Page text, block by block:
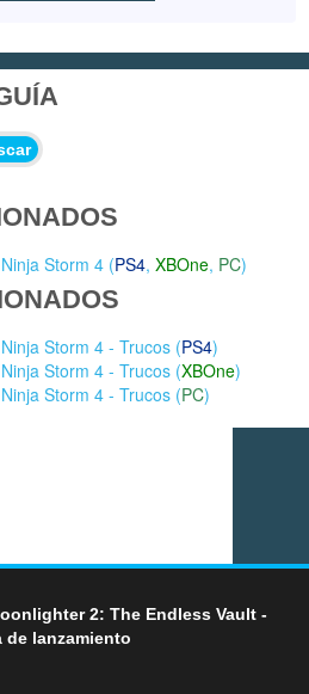
Storm 4 (PS4,XBOne, PC)
Storm 4 - Trucos (PS4)
Storm 4 - Trucos (XBOne)
Storm 4 - Trucos (PC)
2: The Endless Vault -
de lanzamiento